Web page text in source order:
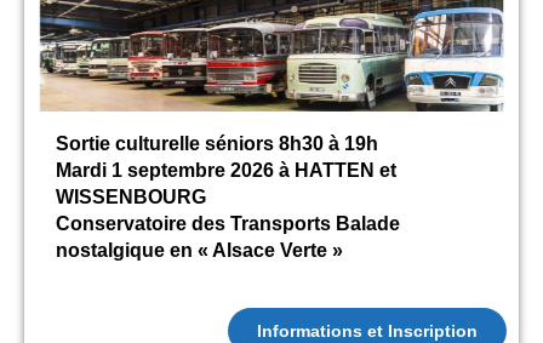
Sortie culturelle séniors 8h30 à 19h
Mardi 1 septembre 2026 à HATTEN et
WISSENBOURG
Conservatoire des Transports Balade
nostalgique en « Alsace Verte »
Informations et Inscription